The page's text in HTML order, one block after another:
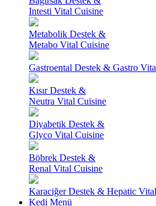
Intesti Vital Cuisine
Metabolik Destek &
Metabo Vital Cuisine
Gastroental Destek & Gastro
Kısır Destek &
Neutra Vital Cuisine
Diyabetik Destek &
Glyco Vital Cuisine
Böbrek Destek &
Renal Vital Cuisine
Karaciğer Destek & Hepatic
Kedi Menü